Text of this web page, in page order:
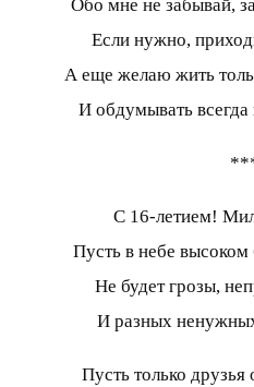
Обо мне не забывай,
Если нужно,
А еще желаю жить
И обдумывать
С 16-летием!
Пусть в небе высоком
Не будет грозы,
И разных
Пусть только